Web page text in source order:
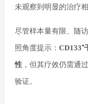
未观察到明显的治疗
尽管样本量有限、随
照角度提示： CD133⁺
性 ，但其疗效仍需通
验证。